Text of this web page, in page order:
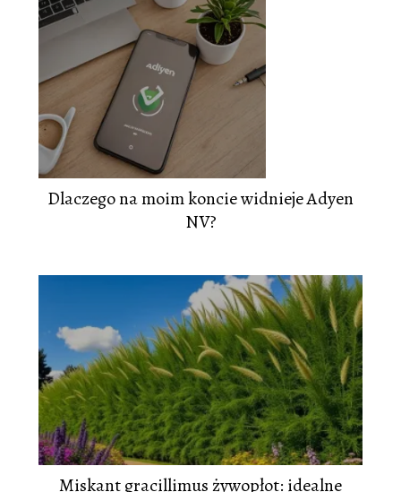
Dlaczego na moim koncie widnieje Adyen
NV?
Miskant gracillimus żywopłot: idealne